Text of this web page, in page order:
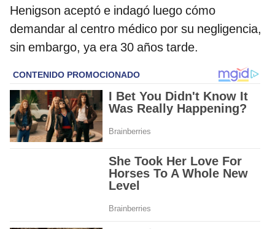
Henigson aceptó e indagó luego cómo
demandar al centro médico por su negligencia,
sin embargo, ya era 30 años tarde.